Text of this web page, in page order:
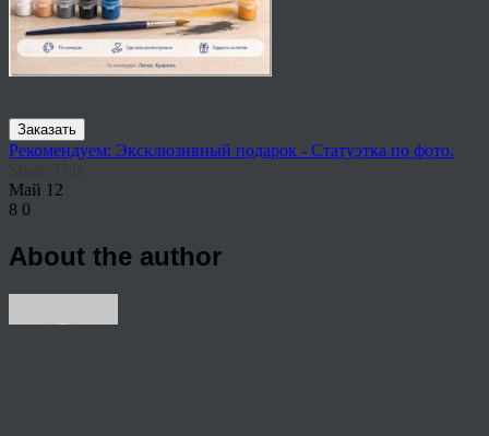
Заказать
Рекомендуем: Эксклюзивный подарок - Статуэтка по фото.
Май 12
8 0
About the author